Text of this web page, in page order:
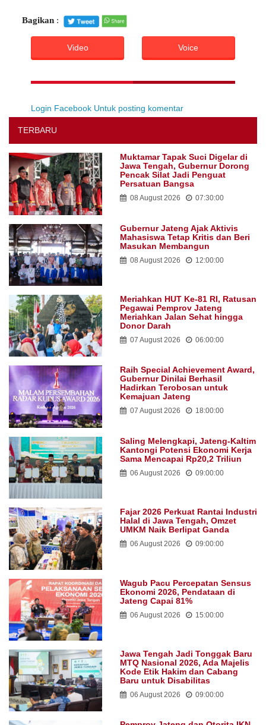
Bagikan :
Video Voice
Login Facebook Untuk posting komentar
TERBARU
Muktamar Tapak Suci Digelar di
Jawa Tengah, Gubernur Dorong
Pencak Silat Jadi Penguat
Persatuan Bangsa
08 August 2026 07:30:00
Gubernur Jateng Ajak Aktivis
Mahasiswa Tetap Kritis dan Beri
Masukan Membangun
08 August 2026 12:00:00
Meriahkan HUT Ke-81 RI, Ratusan
Pegawai Pemprov Jateng
Meriahkan Jalan Sehat hingga
Donor Darah
07 August 2026 06:00:00
Raih Special Achievement Award,
Gubernur Dinilai Berhasil
Hadirkan Terobosan untuk
Kemajuan Jateng
07 August 2026 18:00:00
Saling Melengkapi, Jateng-Kaltim
Kantongi Potensi Ekonomi Kerja
Sama Mencapai Rp20,2 Triliun
06 August 2026 09:00:00
Fajar 2026 Perkuat Rantai Industri
Halal di Jawa Tengah, Omzet
UMKM Naik Berlipat Ganda
06 August 2026 09:00:00
Wagub Pacu Percepatan Sensus
Ekonomi 2026, Pendataan di
Jateng Capai 81%
06 August 2026 15:00:00
Jawa Tengah Jadi Tonggak Baru
MTQ Nasional 2026, Ada Majelis
Kode Etik Hakim dan Cabang
Baru untuk Disabilitas
06 August 2026 09:00:00